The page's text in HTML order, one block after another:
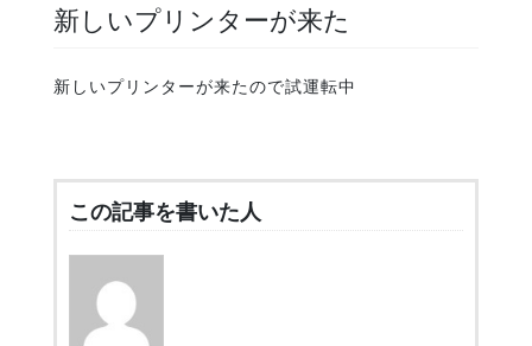
新しいプリンターが来た
新しいプリンターが来たので試運転中
この記事を書いた人